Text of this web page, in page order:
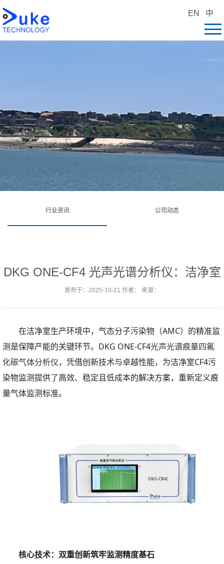
EN 中
行业资讯 公司动态
DKG ONE-CF4 光声光谱分析仪：洁净室
AMC 监测的 “超灵敏 + 低维护” 新选择
发布于：2025-10-21 作者： 来源：
在洁净室生产环境中，气态分子污染物（AMC）的精准监
测是保障产能的关键环节。DKG ONE-CF4光声光谱痕量四氟
化碳气体分析仪，凭借创新技术与卓越性能，为洁净室CF4污
染物监测提供了高效、稳定且低成本的解决方案，重新定义痕
量气体监测标准。
核心技术：双重创新筑牢监测精度基石